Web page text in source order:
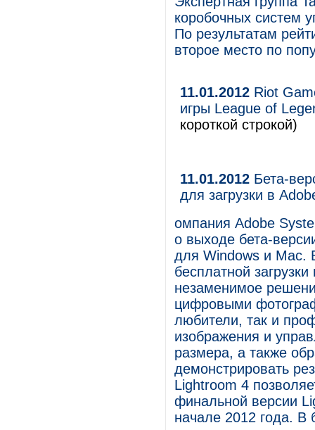
коробочных систем
По результатам
второе место по
11.01.2012 Riot
игры League of
короткой строкой)
11.01.2012 Бета-
для загрузки в
омпания Adobe
о выходе бета-
для Windows и Mac.
бесплатной
незаменимое
цифровыми
любители, так и
изображения и
размера, а также
демонстрировать
Lightroom 4
финальной версии
начале 2012 года. В